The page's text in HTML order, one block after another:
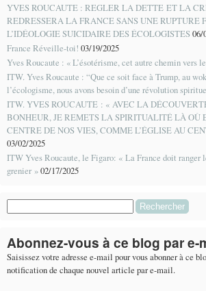
YVES ROUCAUTE : REGLER LA DETTE ET LA
REDRESSERA LA FRANCE SANS UNE RUPTURE
L’IDÉOLOGIE SUICIDAIRE DES ÉCOLOGISTES06/
France Réveille-toi! 03/19/2025
Yves Roucaute : « L’ésotérisme, cet autre chemin vers
ITW. Yves Roucaute : “Que ce soit face à Trump, au
l’écologisme, nous avons besoin d’une révolution
ITW. YVES ROUCAUTE : « AVEC LA
BONHEUR, JE REMETS LA SPIRITUALITÉ LÀ OÙ
CENTRE DE NOS VIES, COMME L’ÉGLISE AU
03/02/2025
ITW Yves Roucaute, le Figaro: « La France doit ranger
grenier »02/17/2025
Abonnez-vous à ce blog par e-
Saisissez votre adresse e-mail pour vous abonner à ce
notification de chaque nouvel article par e-mail.